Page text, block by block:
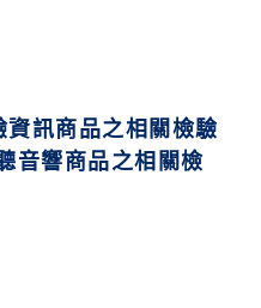
訊商品之相關檢驗
音響商品之相關檢